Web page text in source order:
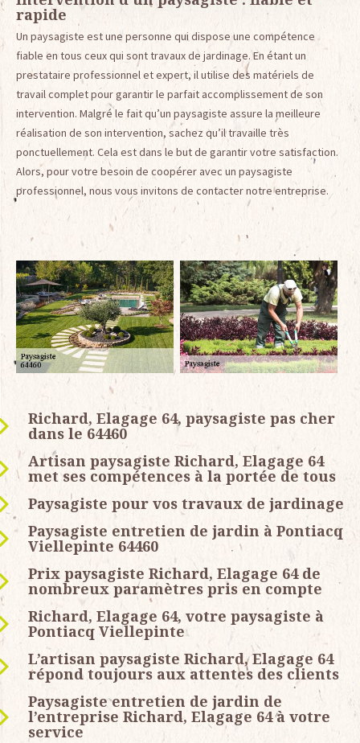
rapide
Un paysagiste est une personne qui dispose une compétence
fiable en tous ceux qui sont travaux de jardinage. En étant un
prestataire professionnel et expert, il utilise des matériels de
travail complet pour garantir le parfait accomplissement de son
intervention. Malgré le fait qu’un paysagiste assure la meilleure
réalisation de son intervention, sachez qu’il travaille très
ponctuellement. Cela est dans le but de garantir votre satisfaction.
Alors, pour votre besoin de coopérer avec un paysagiste
professionnel, nous vous invitons de contacter notre entreprise.
Richard, Elagage 64, paysagiste pas cher
dans le 64460
Artisan paysagiste Richard, Elagage 64
met ses compétences à la portée de tous
Paysagiste pour vos travaux de jardinage
Paysagiste entretien de jardin à Pontiacq
Viellepinte 64460
Prix paysagiste Richard, Elagage 64 de
nombreux paramètres pris en compte
Richard, Elagage 64, votre paysagiste à
Pontiacq Viellepinte
L’artisan paysagiste Richard, Elagage 64
répond toujours aux attentes des clients
Paysagiste entretien de jardin de
l’entreprise Richard, Elagage 64 à votre
service